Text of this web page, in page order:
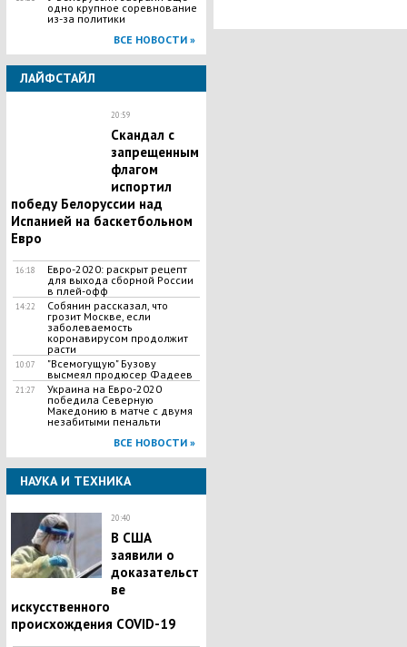
одно крупное соревнование
из-за политики
ВСЕ НОВОСТИ »
ЛАЙФСТАЙЛ
20:59
Скандал с
запрещенным
флагом
испортил
победу Белоруссии над
Испанией на баскетбольном
Евро
16:18
Евро-2020: раскрыт рецепт
для выхода сборной России
в плей-офф
14:22
Собянин рассказал, что
грозит Москве, если
заболеваемость
коронавирусом продолжит
расти
10:07
"Всемогущую" Бузову
высмеял продюсер Фадеев
21:27
Украина на Евро-2020
победила Северную
Македонию в матче с двумя
незабитыми пенальти
ВСЕ НОВОСТИ »
НАУКА И ТЕХНИКА
20:40
В США
заявили о
доказательст
ве
искусственного
происхождения COVID-19